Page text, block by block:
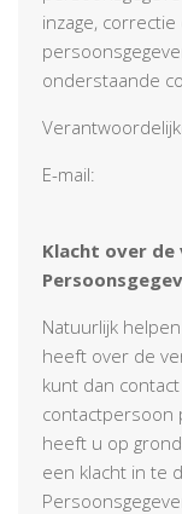
inzage,
onderstaande
E-mail:
Klacht over
Natuurlijk
heeft over de
kunt dan
contactpersoon
heeft u op
een klacht in te